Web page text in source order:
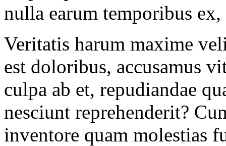
nulla earum temporibus
Veritatis harum maxime
est doloribus, accusamus
culpa ab et, repudiandae
nesciunt reprehenderit?
inventore quam molestias